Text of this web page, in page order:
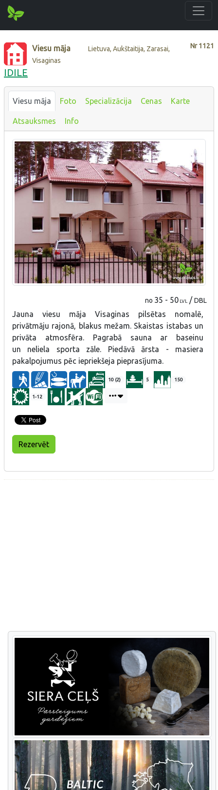
Nr1121
Viesu māja
Lietuva, Aukštaitija, Zarasai,
Visaginas
IDILE
Viesu māja Foto Specializācija Cenas Karte
Atsauksmes Info
no 35 - 50 LVL /DBL
Jauna viesu māja Visaginas pilsētas nomalē,
privātmāju rajonā, blakus mežam. Skaistas istabas un
privāta atmosfēra. Pagrabā sauna ar baseinu
un neliela sporta zāle. Piedāvā ārsta - masiera
pakalpojumus pēc iepriekšeja pieprasījuma.
10 (2) 5 150
1-12
Rezervēt